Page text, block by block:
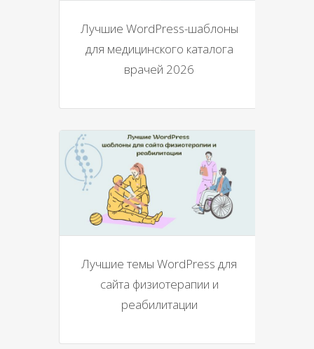
Лучшие WordPress-шаблоны
для медицинского каталога
врачей 2026
Лучшие темы WordPress для
сайта физиотерапии и
реабилитации